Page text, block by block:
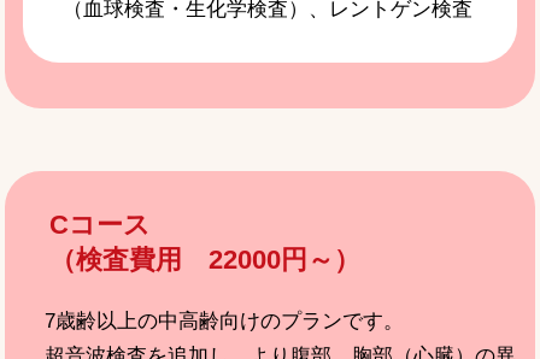
（血球検査・生化学検査）、レントゲン検査
Cコース
（検査費用 22000円～）
7歳齢以上の中高齢向けのプランです。